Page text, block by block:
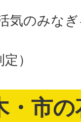
気のみな
）
・市の